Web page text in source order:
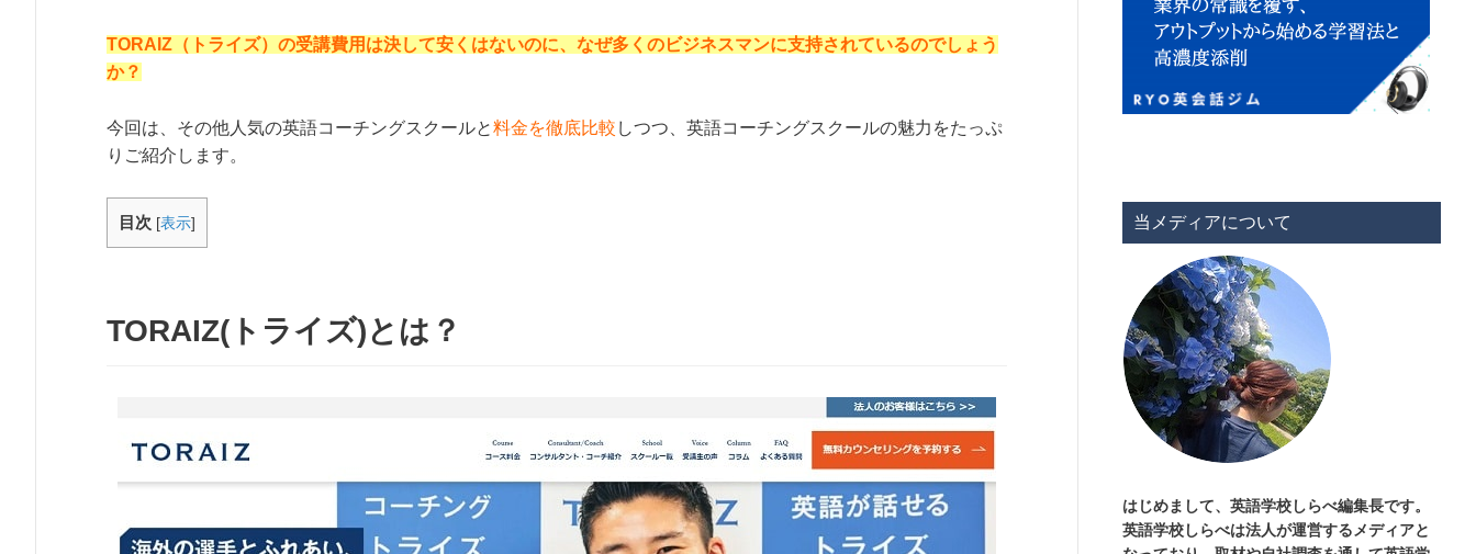
TORAIZ（トライズ）の受講費用は決して安くはないのに、なぜ多くのビジネスマンに支持されているのでしょう
か？
今回は、その他人気の英語コーチングスクールと料金を徹底比較 しつつ、英語コーチングスクールの魅力をたっぷ
りご紹介します。
目次 [表示]
TORAIZ(トライズ)とは？
当メディアについて
はじめまして、英語学校しらべ編集長です。
英語学校しらべは法人が運営するメディアと